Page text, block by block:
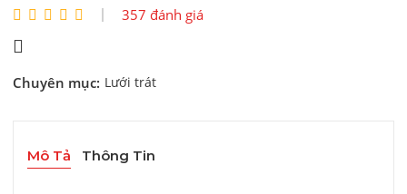
357 đánh giá
Chuyên mục: Lưới trát
Mô Tả Thông Tin